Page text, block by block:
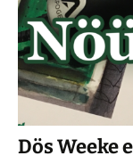
Dös Weeke